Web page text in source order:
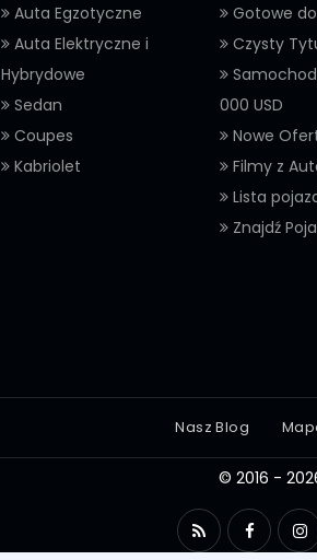
Auta Egzotyczne
Auta Elektryczne i
Hybrydowe
Sedan
Coupes
Kabriolet
Gotowe
Czysty
000 USD
Nowe
Filmy z
Lista
Znajdź
Nasz Blog
© 2016 -